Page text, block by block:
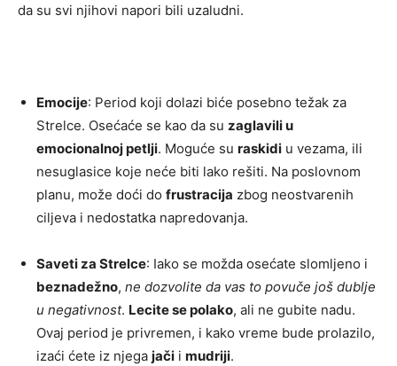
da su svi njihovi napori bili uzaludni.
Emocije: Period koji dolazi biće posebno težak za
Strelce. Osećaće se kao da su zaglavili u
emocionalnoj petlji. Moguće su raskidi u vezama, ili
nesuglasice koje neće biti lako rešiti. Na poslovnom
planu, može doći do frustracija zbog neostvarenih
ciljeva i nedostatka napredovanja.
Saveti za Strelce: Iako se možda osećate slomljeno i
beznadežno, ne dozvolite da vas to povuče još dublje
u negativnost. Lecite se polako, ali ne gubite nadu.
Ovaj period je privremen, i kako vreme bude prolazilo,
izaći ćete iz njega jači i mudriji.